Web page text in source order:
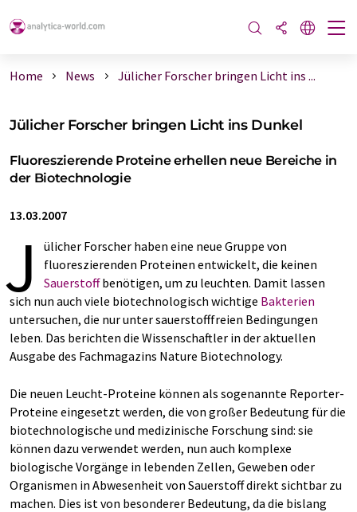
Home News Jülicher Forscher bringen Licht ins ...
Jülicher Forscher bringen Licht ins Dunkel
Fluoreszierende Proteine erhellen neue Bereiche in
der Biotechnologie
13.03.2007
J
ülicher Forscher haben eine neue Gruppe von
fluoreszierenden Proteinen entwickelt, die keinen
Sauerstoffbenötigen, um zu leuchten. Damit lassen
sich nun auch viele biotechnologisch wichtige Bakterien
untersuchen, die nur unter sauerstofffreien Bedingungen
leben. Das berichten die Wissenschaftler in der aktuellen
Ausgabe des Fachmagazins Nature Biotechnology.
Die neuen Leucht-Proteine können als sogenannte Reporter-
Proteine eingesetzt werden, die von großer Bedeutung für die
biotechnologische und medizinische Forschung sind: sie
können dazu verwendet werden, nun auch komplexe
biologische Vorgänge in lebenden Zellen, Geweben oder
Organismen in Abwesenheit von Sauerstoff direkt sichtbar zu
machen. Dies ist von besonderer Bedeutung, da die bislang